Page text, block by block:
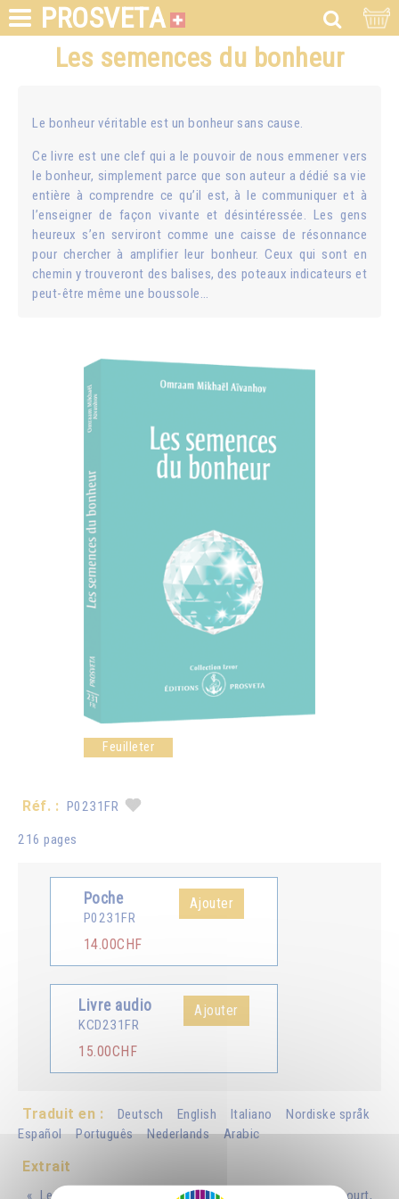
PROSVETA
Les semences du bonheur
Le bonheur véritable est un bonheur sans cause.
Ce livre est une clef qui a le pouvoir de nous emmener vers
le bonheur, simplement parce que son auteur a dédié sa vie
entière à comprendre ce qu’il est, à le communiquer et à
l’enseigner de façon vivante et désintéressée. Les gens
heureux s’en serviront comme une caisse de résonnance
pour chercher à amplifier leur bonheur. Ceux qui sont en
chemin y trouveront des balises, des poteaux indicateurs et
peut-être même une boussole…
Feuilleter
Réf. : P0231FR
216 pages
Poche
P0231FR
14.00CHF
Ajouter
Livre audio
KCD231FR
15.00CHF
Ajouter
Traduit en : Deutsch English Italiano
Nordiske språk
Español
Português Nederlands Arabic
Extrait
« Le bonheur est comme une balle après laquelle on court,